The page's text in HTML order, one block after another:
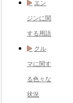
エン
ジンに関
する用語
クル
マに関す
る色々な
状況